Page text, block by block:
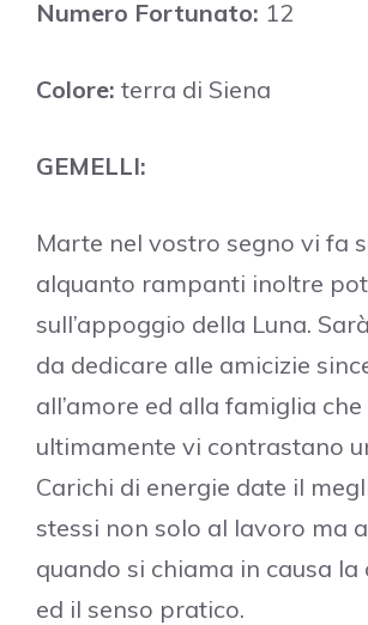
Numero Fortunato: 12
Colore: terra di Siena
GEMELLI:
Marte nel vostro segno vi fa
alquanto rampanti inoltre
sull’appoggio della Luna.
da dedicare alle amicizie
all’amore ed alla famiglia che
ultimamente vi contrastano
Carichi di energie date il
stessi non solo al lavoro ma
quando si chiama in causa
ed il senso pratico.